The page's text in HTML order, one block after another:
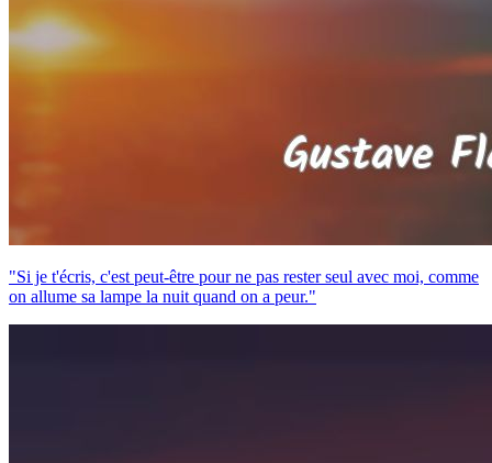
"Si je t'écris, c'est peut-être pour ne pas rester seul avec moi, comme
on allume sa lampe la nuit quand on a peur."